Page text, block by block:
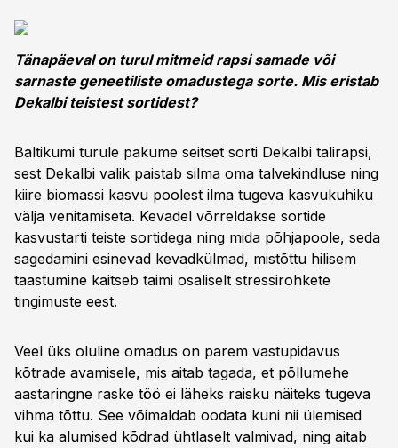
Tänapäeval on turul mitmeid rapsi samade või
sarnaste geneetiliste omadustega sorte. Mis eristab
Dekalbi teistest sortidest?
Baltikumi turule pakume seitset sorti Dekalbi talirapsi,
sest Dekalbi valik paistab silma oma talvekindluse ning
kiire biomassi kasvu poolest ilma tugeva kasvukuhiku
välja venitamiseta. Kevadel võrreldakse sortide
kasvustarti teiste sortidega ning mida põhjapoole, seda
sagedamini esinevad kevadkülmad, mistõttu hilisem
taastumine kaitseb taimi osaliselt stressirohkete
tingimuste eest.
Veel üks oluline omadus on parem vastupidavus
kõtrade avamisele, mis aitab tagada, et põllumehe
aastaringne raske töö ei läheks raisku näiteks tugeva
vihma tõttu. See võimaldab oodata kuni nii ülemised
kui ka alumised kõdrad ühtlaselt valmivad, ning aitab